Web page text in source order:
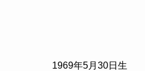
1969年5月30日生